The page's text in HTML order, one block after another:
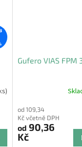
Gufero VIAS FPM
od 109,34
Kč včetně DPH
od 90,36
Kč